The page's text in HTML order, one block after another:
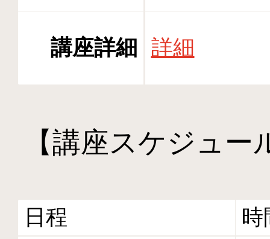
講座詳細 詳細
【講座スケジュー
日程 時